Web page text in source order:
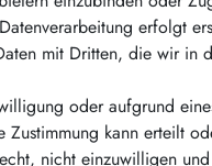
erfolgt
mit Dritten, die wir in
oder aufgrund
Zustimmung kann erteilt
nicht einzuwilligen